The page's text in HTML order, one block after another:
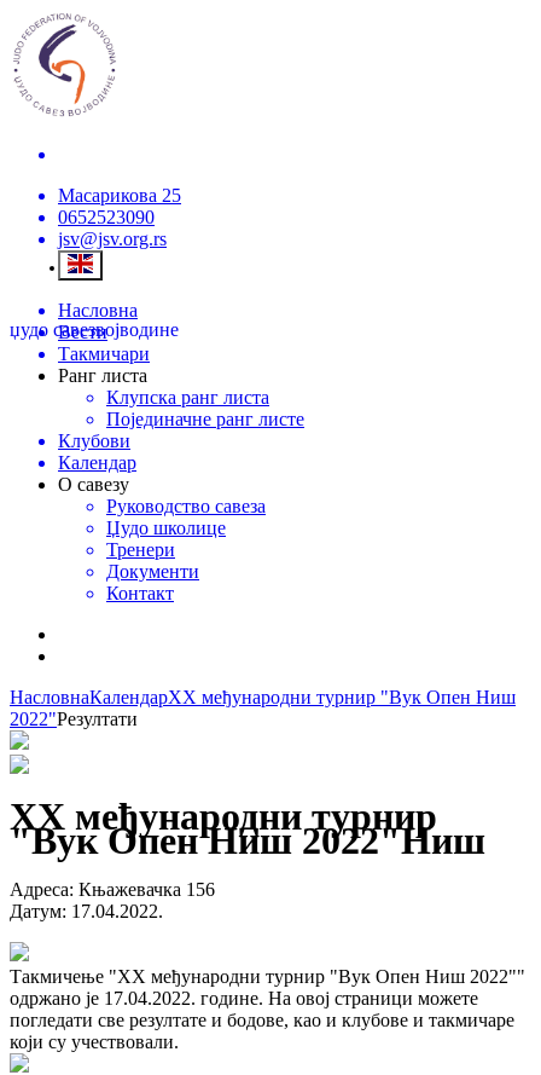
Масарикова 25
0652523090
jsv@jsv.org.rs
џудо савезвојводине
Насловна
Вести
Такмичари
Ранг листа
Клупска ранг листа
Појединачне ранг листе
Клубови
Календар
О савезу
Руководство савеза
Џудо школице
Тренери
Документи
Контакт
НасловнаКалендарXX међународни турнир "Вук Опен Ниш
2022"Резултати
XX међународни турнир
"Вук Опен Ниш 2022"Ниш
Адреса: Књажевачка 156
Датум: 17.04.2022.
Такмичење "XX међународни турнир "Вук Опен Ниш 2022""
одржано је 17.04.2022. године. На овој страници можете
погледати све резултате и бодове, као и клубове и такмичаре
који су учествовали.